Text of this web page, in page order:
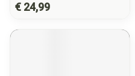
€ 24,99